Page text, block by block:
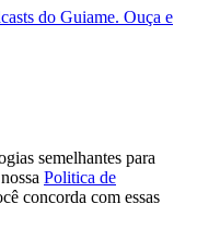
do Guiame. Ouça e
semelhantes para
Politica de
concorda com essas